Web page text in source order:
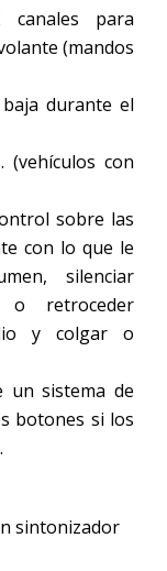
para
(mandos
durante el
con
sobre las
con lo que le
silenciar
o retroceder
y colgar o
un sistema de
botones si los
sintonizador